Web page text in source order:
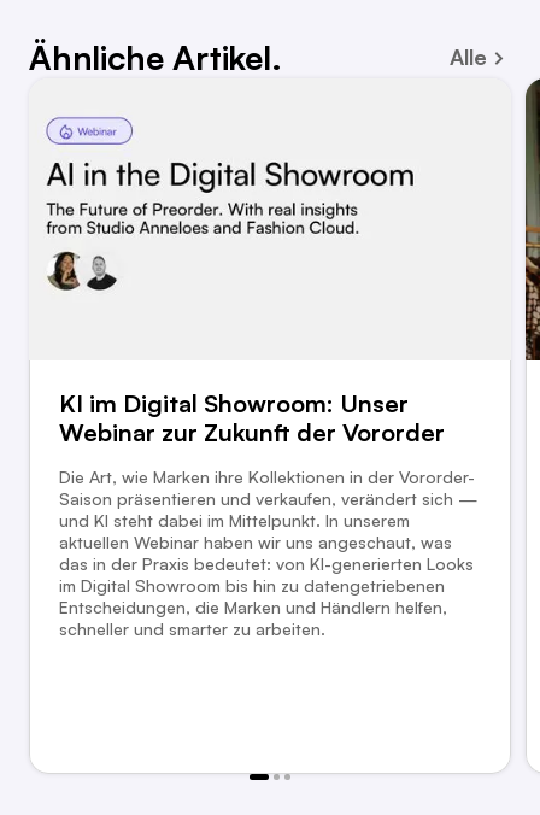
Ähnliche Artikel. Alle
KI im Digital Showroom: Unser
Webinar zur Zukunft der Vororder
Die Art, wie Marken ihre Kollektionen in der Vororder-
Saison präsentieren und verkaufen, verändert sich —
und KI steht dabei im Mittelpunkt. In unserem
aktuellen Webinar haben wir uns angeschaut, was
das in der Praxis bedeutet: von KI-generierten Looks
im Digital Showroom bis hin zu datengetriebenen
Entscheidungen, die Marken und Händlern helfen,
schneller und smarter zu arbeiten.